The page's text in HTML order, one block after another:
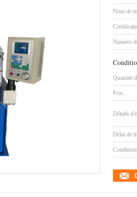
Nom de
Numéro
Quantité
Prix:
Détails
Délai de